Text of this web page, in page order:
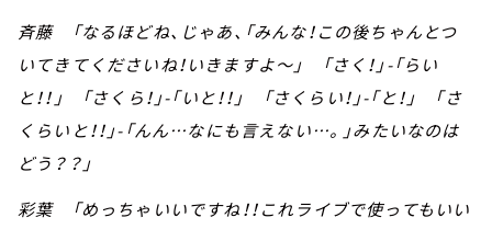
斉藤 「なるほどね、じゃあ、「みんな！この後ちゃんとつ
いてきてくださいね！いきますよ～」 「さく！」-「らい
と！！」 「さくら！」-「いと！！」 「さくらい！」-「と！」 「さ
くらいと！！」-「んん…なにも言えない…。」みたいなのは
どう？？」
彩葉 「めっちゃいいですね！！これライブで使ってもいい